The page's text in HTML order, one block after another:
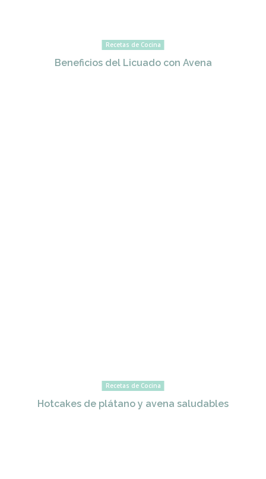
Recetas de Cocina
Beneficios del Licuado con Avena
Recetas de Cocina
Hotcakes de plátano y avena saludables